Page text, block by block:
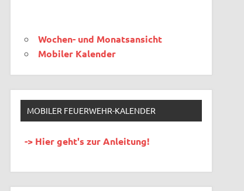
Wochen- und Monatsansicht
Mobiler Kalender
MOBILER FEUERWEHR-KALENDER
-> Hier geht's zur Anleitung!